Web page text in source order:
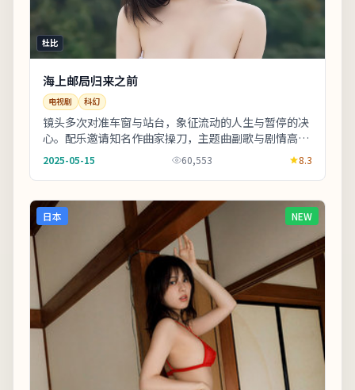
杜比
海上邮局归来之前
电视剧 科幻
镜头多次对准车窗与站台，象征流动的人生与暂停的决
心。配乐邀请知名作曲家操刀，主题曲副歌与剧情高潮
同步上扬。适合喜欢细腻叙事与现实质感的观众；若
2025-05-15 60,553 8.3
日本 NEW